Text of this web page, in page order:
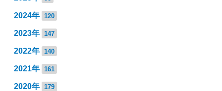
2024年 120
2023年 147
2022年 140
2021年 161
2020年 179